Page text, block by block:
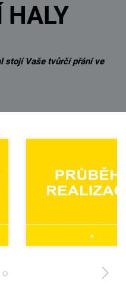
HALY
stojí Vaše tvůrčí přání ve
»
4